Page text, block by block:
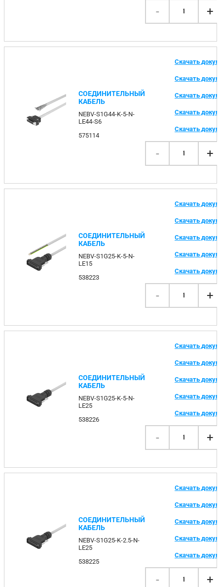
- 1 +
СОЕДИНИТЕЛЬНЫЙ
КАБЕЛЬ
NEBV-S1G44-K-5-N-
LE44-S6
575114
Скачать
Скачать
Скачать
Скачать
Скачать
- 1 +
СОЕДИНИТЕЛЬНЫЙ
КАБЕЛЬ
NEBV-S1G25-K-5-N-
LE15
538223
Скачать
Скачать
Скачать
Скачать
Скачать
- 1 +
СОЕДИНИТЕЛЬНЫЙ
КАБЕЛЬ
NEBV-S1G25-K-5-N-
LE25
538226
Скачать
Скачать
Скачать
Скачать
Скачать
- 1 +
СОЕДИНИТЕЛЬНЫЙ
КАБЕЛЬ
NEBV-S1G25-K-2.5-N-
LE25
538225
Скачать
Скачать
Скачать
Скачать
Скачать
- 1 +